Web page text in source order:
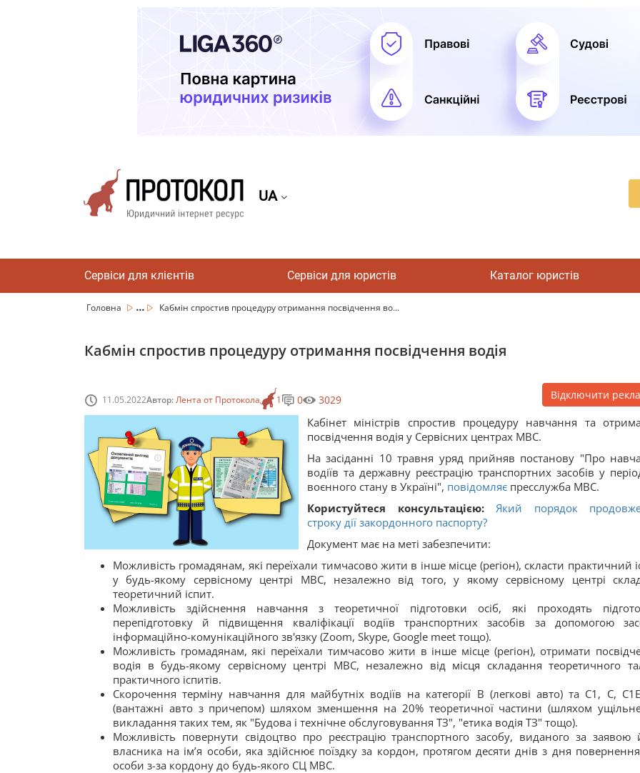
UA
Сервіси для клієнтів Сервіси для юристів Каталог юристів
Головна ... Кабмін спростив процедуру отримання посвідчення во...
Кабмін спростив процедуру отримання посвідчення водія
11.05.2022Автор:Лента от Протокола 1 0 3029 Відключити
Кабінет міністрів спростив процедуру навчання та
посвідчення водія у Сервісних центрах МВС.
На засіданні 10 травня уряд прийняв постанову "Про
водіїв та державну реєстрацію транспортних засобів у
воєнного стану в Україні", повідомляє пресслужба МВС.
Користуйтеся консультацією: Який порядок
строку дії закордонного паспорту?
Документ має на меті забезпечити:
Можливість громадянам, які переїхали тимчасово жити в інше місце (регіон), скласти практичний
у будь-якому сервісному центрі МВС, незалежно від того, у якому сервісному центрі
теоретичний іспит.
Можливість здійснення навчання з теоретичної підготовки осіб, які проходять
перепідготовку й підвищення кваліфікації водіїв транспортних засобів за допомогою
інформаційно-комунікаційного зв'язку (Zoom, Skype, Google meet тощо).
Можливість громадянам, які переїхали тимчасово жити в інше місце (регіон), отримати
водія в будь-якому сервісному центрі МВС, незалежно від місця складання теоретичного
практичного іспитів.
Скорочення терміну навчання для майбутніх водіїв на категорії В (легкові авто) та C1, C,
(вантажні авто з причепом) шляхом зменшення на 20% теоретичної частини (шляхом
викладання таких тем, як "Будова і технічне обслуговування ТЗ", "етика водія ТЗ" тощо).
Можливість повернути свідоцтво про реєстрацію транспортного засобу, виданого за заявою
власника на ім’я особи, яка здійснює поїздку за кордон, протягом десяти днів з дня повернення
особи з-за кордону до будь-якого СЦ МВС.